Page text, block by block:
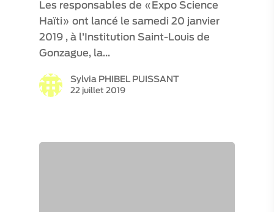
Les responsables de «Expo Science
Haïti» ont lancé le samedi 20 janvier
2019 , à l’Institution Saint-Louis de
Gonzague, la…
Sylvia PHIBEL PUISSANT
22 juillet 2019